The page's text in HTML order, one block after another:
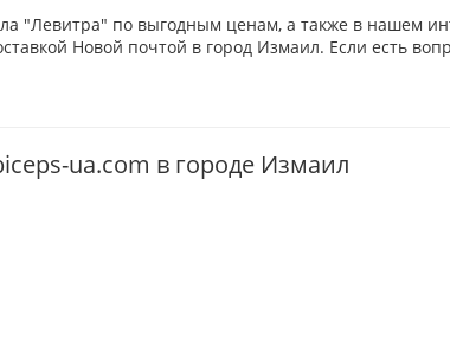
"Левитра" по выгодным ценам, а также в нашем
Новой почтой в город Измаил. Если есть
ua.com в городе Измаил